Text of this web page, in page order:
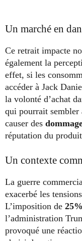
Un marché en
Ce retrait impacte
également la
effet, si les
accéder à Jack
la volonté d’achat
qui pourrait sembler
causer des
réputation du
Un contexte
La guerre
exacerbé les
L’imposition de
l’administration
provoqué une